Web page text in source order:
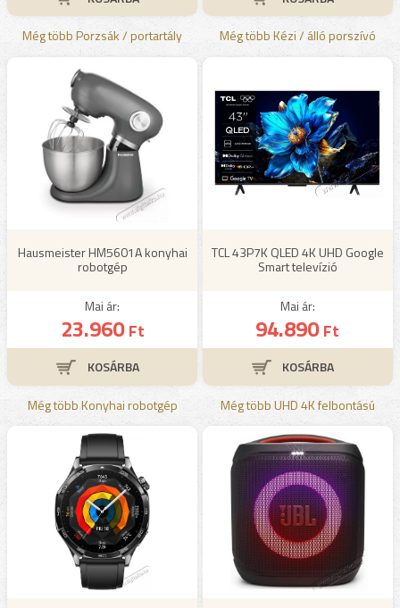
Még több Porzsák / portartály Még több Kézi / álló porszívó
Hausmeister HM5601A konyhai
robotgép
Mai ár:
23.960Ft
Még több Konyhai robotgép
TCL 43P7K QLED 4K UHD Google
Smart televízió
Mai ár:
94.890Ft
Még több UHD 4K felbontású